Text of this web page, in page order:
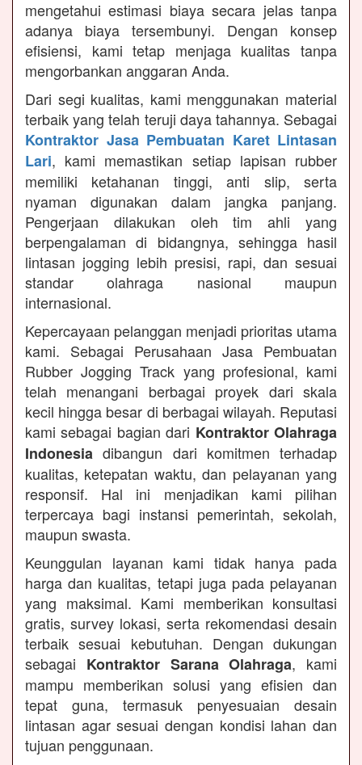
mengetahui estimasi biaya secara jelas tanpa
adanya biaya tersembunyi. Dengan konsep
efisiensi, kami tetap menjaga kualitas tanpa
mengorbankan anggaran Anda.
Dari segi kualitas, kami menggunakan material
terbaik yang telah teruji daya tahannya. Sebagai
Kontraktor Jasa Pembuatan Karet Lintasan
Lari, kami memastikan setiap lapisan rubber
memiliki ketahanan tinggi, anti slip, serta
nyaman digunakan dalam jangka panjang.
Pengerjaan dilakukan oleh tim ahli yang
berpengalaman di bidangnya, sehingga hasil
lintasan jogging lebih presisi, rapi, dan sesuai
standar olahraga nasional maupun
internasional.
Kepercayaan pelanggan menjadi prioritas utama
kami. Sebagai Perusahaan Jasa Pembuatan
Rubber Jogging Track yang profesional, kami
telah menangani berbagai proyek dari skala
kecil hingga besar di berbagai wilayah. Reputasi
kami sebagai bagian dari Kontraktor Olahraga
Indonesia dibangun dari komitmen terhadap
kualitas, ketepatan waktu, dan pelayanan yang
responsif. Hal ini menjadikan kami pilihan
terpercaya bagi instansi pemerintah, sekolah,
maupun swasta.
Keunggulan layanan kami tidak hanya pada
harga dan kualitas, tetapi juga pada pelayanan
yang maksimal. Kami memberikan konsultasi
gratis, survey lokasi, serta rekomendasi desain
terbaik sesuai kebutuhan. Dengan dukungan
sebagai Kontraktor Sarana Olahraga, kami
mampu memberikan solusi yang efisien dan
tepat guna, termasuk penyesuaian desain
lintasan agar sesuai dengan kondisi lahan dan
tujuan penggunaan.